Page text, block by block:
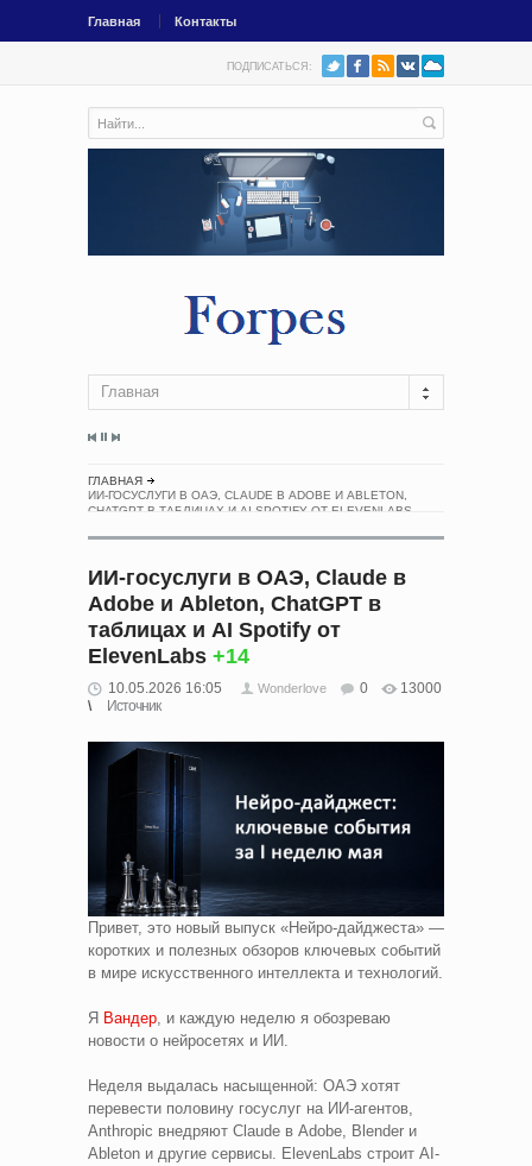
Главная Контакты
ПОДПИСАТЬСЯ:
Главная
ГЛАВНАЯ
ИИ-ГОСУСЛУГИ В ОАЭ, CLAUDE В ADOBE И ABLETON,
CHATGPT В ТАБЛИЦАХ И AI SPOTIFY ОТ ELEVENLABS
ИИ-госуслуги в ОАЭ, Claude в
Adobe и Ableton, ChatGPT в
таблицах и AI Spotify от
ElevenLabs +14
10.05.2026 16:05 Wonderlove 0
13000
Источник
Привет, это новый выпуск «Нейро-дайджеста» —
коротких и полезных обзоров ключевых событий
в мире искусственного интеллекта и технологий.
Я Вандер, и каждую неделю я обозреваю
новости о нейросетях и ИИ.
Неделя выдалась насыщенной: ОАЭ хотят
перевести половину госуслуг на ИИ-агентов,
Anthropic внедряют Claude в Adobe, Blender и
Ableton и другие сервисы. ElevenLabs строит AI-